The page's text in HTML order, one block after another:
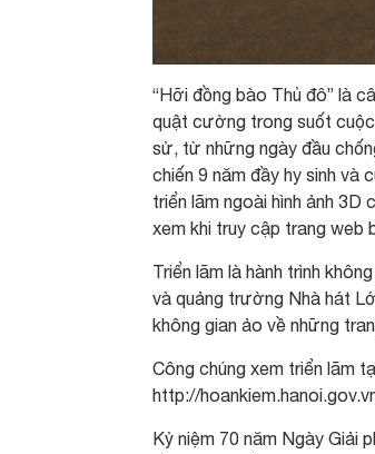
“Hỡi đồng bào Thủ đô” là
quật cường trong suốt cuộc
sử, từ những ngày đầu
chiến 9 năm đầy hy sinh và
triển lãm ngoài hình ảnh
xem khi truy cập trang web
Triển lãm là hành trình
và quảng trường Nhà hát
không gian ảo về những
Công chúng xem triển lãm
http://
Kỷ niệm 70 năm Ngày Giải